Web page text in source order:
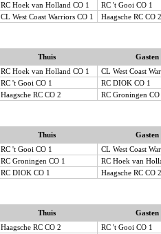
RC Hoek van Holland CO 1
RC 't Gooi CO 1
CL West Coast Warriors CO 1 Haagsche RC CO 2
Thuis
Gasten
RC Hoek van Holland CO 1
CL West Coast
RC 't Gooi CO 1
RC DIOK CO 1
Haagsche RC CO 2 RC Groningen CO
Thuis
Gasten
RC 't Gooi CO 1
CL West Coast
RC Groningen CO 1
RC Hoek van
RC DIOK CO 1 Haagsche RC CO 2
Thuis
Gasten
Haagsche RC CO 2
RC 't Gooi CO 1